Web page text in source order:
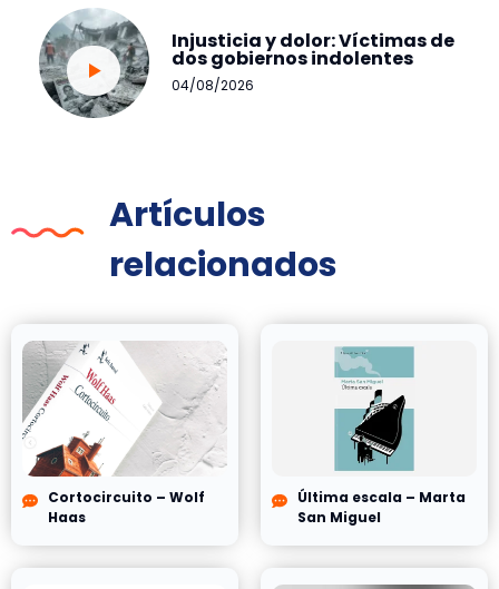
Injusticia y dolor: Víctimas de
dos gobiernos indolentes
04/08/2026
Artículos
relacionados
Cortocircuito – Wolf
Haas
Última escala – Marta
San Miguel